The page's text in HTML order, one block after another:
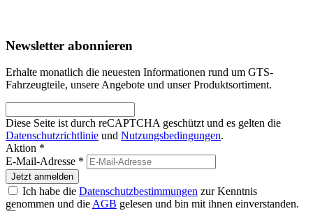
Newsletter abonnieren
Erhalte monatlich die neuesten Informationen rund um GTS-
Fahrzeugteile, unsere Angebote und unser Produktsortiment.
Diese Seite ist durch reCAPTCHA geschützt und es gelten die
Datenschutzrichtlinie und Nutzungsbedingungen.
Aktion *
E-Mail-Adresse *
Jetzt anmelden
Ich habe die Datenschutzbestimmungen zur Kenntnis
genommen und die AGB gelesen und bin mit ihnen einverstanden.